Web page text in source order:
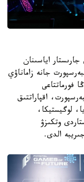
جارىستار اياسىنان
جانە زاماناۋي
فورماتتاعى
اقپاراتتىق
لوگيستيكا،
وتكىزۋ
الدى.